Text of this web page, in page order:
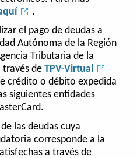
.
el pago de deudas a
Autónoma de la Región
Tributaria de la
través deTPV-Virtual
crédito o débito expedida
siguientes entidades
las deudas cuya
corresponde a la
a través de